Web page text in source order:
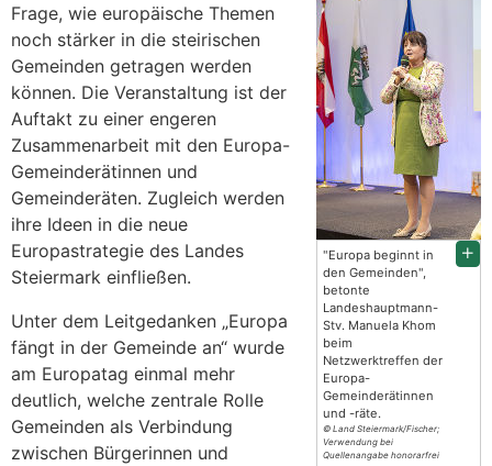
"Europa beginnt in
den Gemeinden",
betonte
Landeshauptmann-
Stv. Manuela Khom
beim
Netzwerktreffen der
Europa-
Gemeinderätinnen
und -räte.
© Land Steiermark/Fischer;
Verwendung bei
Quellenangabe honorarfrei
Frage, wie europäische Themen
noch stärker in die steirischen
Gemeinden getragen werden
können. Die Veranstaltung ist der
Auftakt zu einer engeren
Zusammenarbeit mit den Europa-
Gemeinderätinnen und
Gemeinderäten. Zugleich werden
ihre Ideen in die neue
Europastrategie des Landes
Steiermark einfließen.
Unter dem Leitgedanken „Europa
fängt in der Gemeinde an“ wurde
am Europatag einmal mehr
deutlich, welche zentrale Rolle
Gemeinden als Verbindung
zwischen Bürgerinnen und